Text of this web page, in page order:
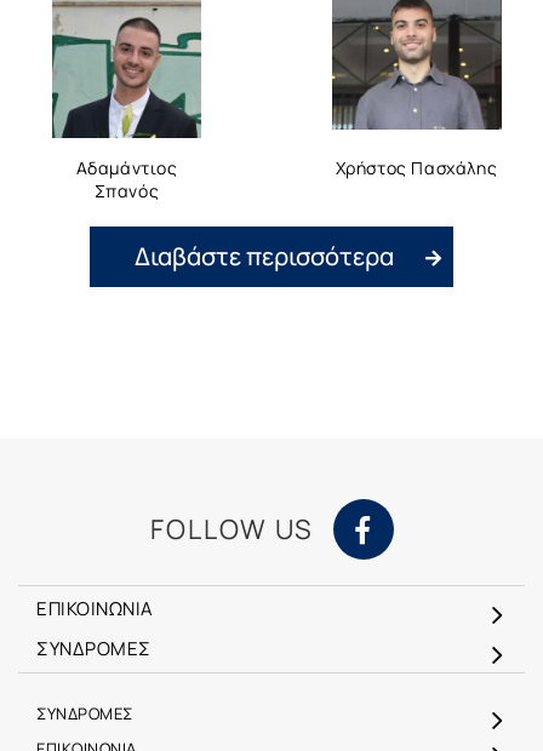
Αδαμάντιος
Σπανός
Χρήστος Πασχάλης
Διαβάστε περισσότερα
FOLLOW US
ΕΠΙΚΟΙΝΩΝΙΑ
ΣΥΝΔΡΟΜΕΣ
ΣΥΝΔΡΟΜΕΣ